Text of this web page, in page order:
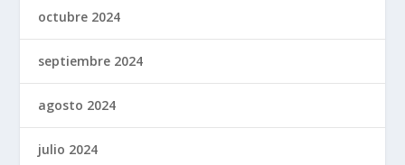
octubre 2024
septiembre 2024
agosto 2024
julio 2024